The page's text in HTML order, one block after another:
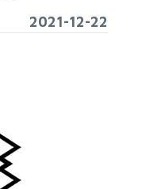
2021-12-22